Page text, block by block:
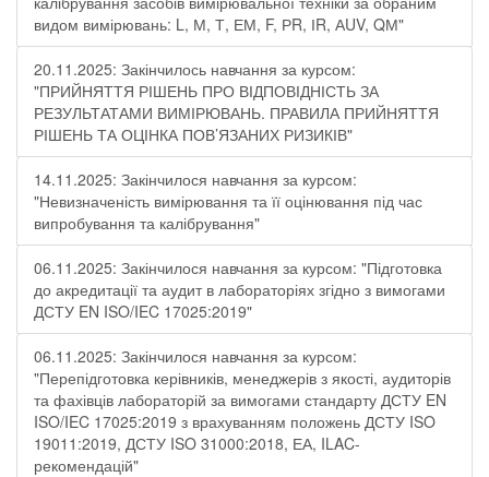
видом вимірювань: L, М, Т, ЕМ, F, РR, ІR, АUV, QМ"
20.11.2025: Закінчилось навчання за курсом:
"ПРИЙНЯТТЯ РІШЕНЬ ПРО ВІДПОВІДНІСТЬ ЗА
РЕЗУЛЬТАТАМИ ВИМІРЮВАНЬ. ПРАВИЛА ПРИЙНЯТТЯ
РІШЕНЬ ТА ОЦІНКА ПОВ’ЯЗАНИХ РИЗИКІВ"
14.11.2025: Закінчилося навчання за курсом:
"Невизначеність вимірювання та її оцінювання під час
випробування та калібрування"
06.11.2025: Закінчилося навчання за курсом: "Підготовка
до акредитації та аудит в лабораторіях згідно з вимогами
ДСТУ EN ISO/IEC 17025:2019"
06.11.2025: Закінчилося навчання за курсом:
"Перепідготовка керівників, менеджерів з якості, аудиторів
та фахівців лабораторій за вимогами стандарту ДСТУ EN
ISO/IEC 17025:2019 з врахуванням положень ДСТУ ISO
19011:2019, ДСТУ ISO 31000:2018, ЕА, ILAC-
рекомендацій"